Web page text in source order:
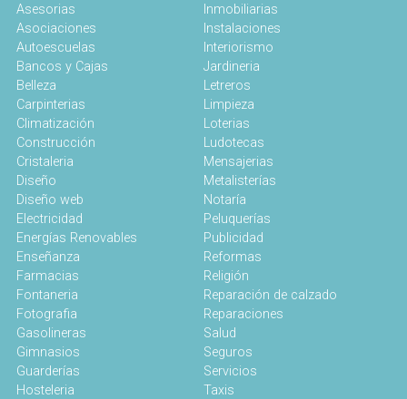
Asesorias
Asociaciones
Autoescuelas
Bancos y Cajas
Belleza
Carpinterias
Climatización
Construcción
Cristaleria
Diseño
Diseño web
Electricidad
Energías Renovables
Enseñanza
Farmacias
Fontaneria
Fotografia
Gasolineras
Gimnasios
Guarderías
Hosteleria
Inmobiliarias
Instalaciones
Interiorismo
Jardineria
Letreros
Limpieza
Loterias
Ludotecas
Mensajerias
Metalisterías
Notaría
Peluquerías
Publicidad
Reformas
Religión
Reparación de calzado
Reparaciones
Salud
Seguros
Servicios
Taxis